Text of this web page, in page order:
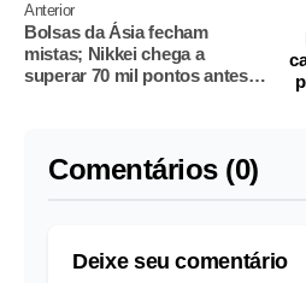
Anterior
Bolsas da Ásia fecham
mistas; Nikkei chega a
superar 70 mil pontos antes
Comentários (0)
Deixe seu comentário